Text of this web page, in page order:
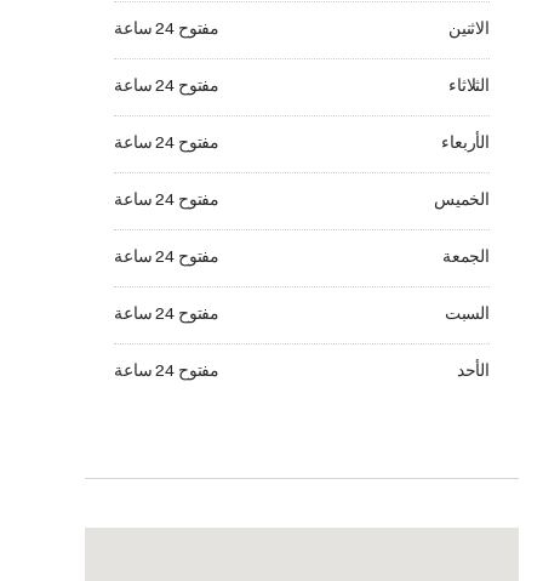
الاثنين مفتوح 24 ساعة
الثلاثاء مفتوح 24 ساعة
الأربعاء مفتوح 24 ساعة
الأربعاء مفتوح 24 ساعة
الخميس مفتوح 24 ساعة
الجمعة مفتوح 24 ساعة
السبت مفتوح 24 ساعة
الأحد مفتوح 24 ساعة
الأحد مفتوح 24 ساعة